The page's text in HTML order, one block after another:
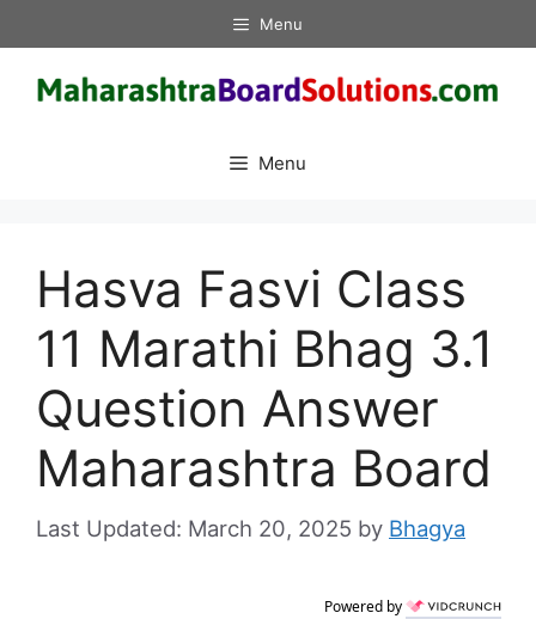
to
content
Menu
Menu
Hasva Fasvi Class
11 Marathi Bhag 3.1
Question Answer
Maharashtra Board
March 20, 2025 by Bhagya
Powered by